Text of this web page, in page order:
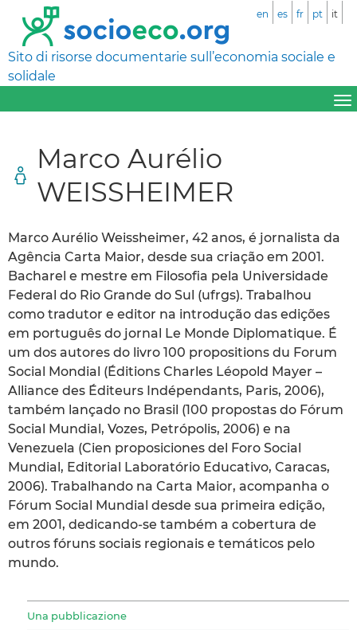
Sito di risorse documentarie sull’economia sociale e
solidale
en es fr pt it
Marco Aurélio
WEISSHEIMER
Marco Aurélio Weissheimer, 42 anos, é jornalista da
Agência Carta Maior, desde sua criação em 2001.
Bacharel e mestre em Filosofia pela Universidade
Federal do Rio Grande do Sul (ufrgs). Trabalhou
como tradutor e editor na introdução das edições
em português do jornal Le Monde Diplomatique. É
um dos autores do livro 100 propositions du Forum
Social Mondial (Éditions Charles Léopold Mayer –
Alliance des Éditeurs Indépendants, Paris, 2006),
também lançado no Brasil (100 propostas do Fórum
Social Mundial, Vozes, Petrópolis, 2006) e na
Venezuela (Cien proposiciones del Foro Social
Mundial, Editorial Laboratório Educativo, Caracas,
2006). Trabalhando na Carta Maior, acompanha o
Fórum Social Mundial desde sua primeira edição,
em 2001, dedicando-se também a cobertura de
outros fóruns sociais regionais e temáticos pelo
mundo.
Una pubblicazione